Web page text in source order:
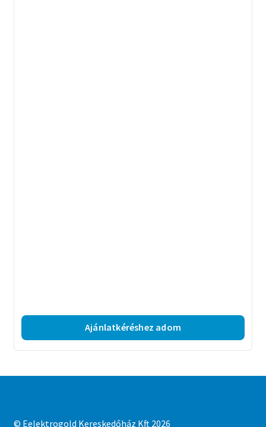
Ajánlatkéréshez adom
© Eelektrogold Kereskedőház Kft 2026